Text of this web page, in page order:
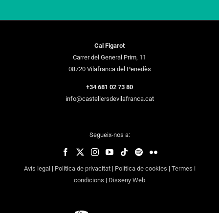
Cal Figarot
Carrer del General Prim, 11
08720 Vilafranca del Penedès
+34 681 02 73 80
info@castellersdevilafranca.cat
Segueix-nos a:
Avís legal | Política de privacitat| Política de cookies | Termes i
condicions | Disseny Web